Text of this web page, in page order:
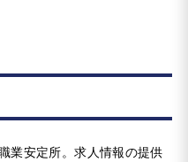
業安定所。求人情報の提供